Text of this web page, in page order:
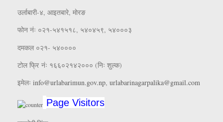
उर्लाबारी-४, आइतबारे, माेरङ
फाेन नंः ०२१-५४१५१८, ५४०४५९, ५४०००३
दमकल ०२१- ५४००००
टोल फ्रि नंः १६६०२१४२००० (निः शुल्क)
इमेलः info@urlabarimun.gov.np, urlabarinagarpalika@gmail.com
Page Visitors